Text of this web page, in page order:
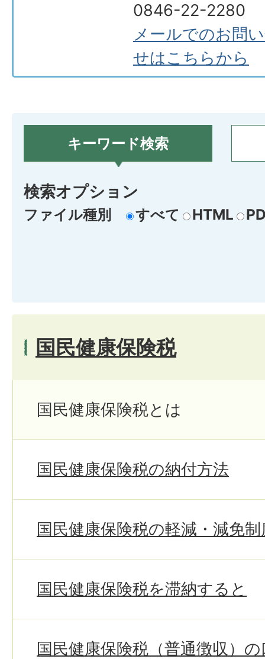
0846-22-2280
メールでのお問
せはこちらから
キーワード検索
検索オプション
ファイル種別 すべて HTML
国民健康保険税
国民健康保険税とは
国民健康保険税の納付方法
国民健康保険税の軽減・減免制
国民健康保険税を滞納すると
国民健康保険税（普通徴収）